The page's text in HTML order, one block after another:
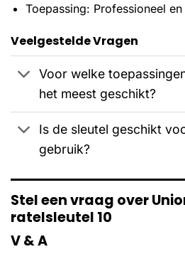
Toepassing: Professioneel
Veelgestelde Vragen
Voor welke
het meest geschikt?
Is de sleutel geschikt
gebruik?
Stel een vraag over
ratelsleutel 10
V & A